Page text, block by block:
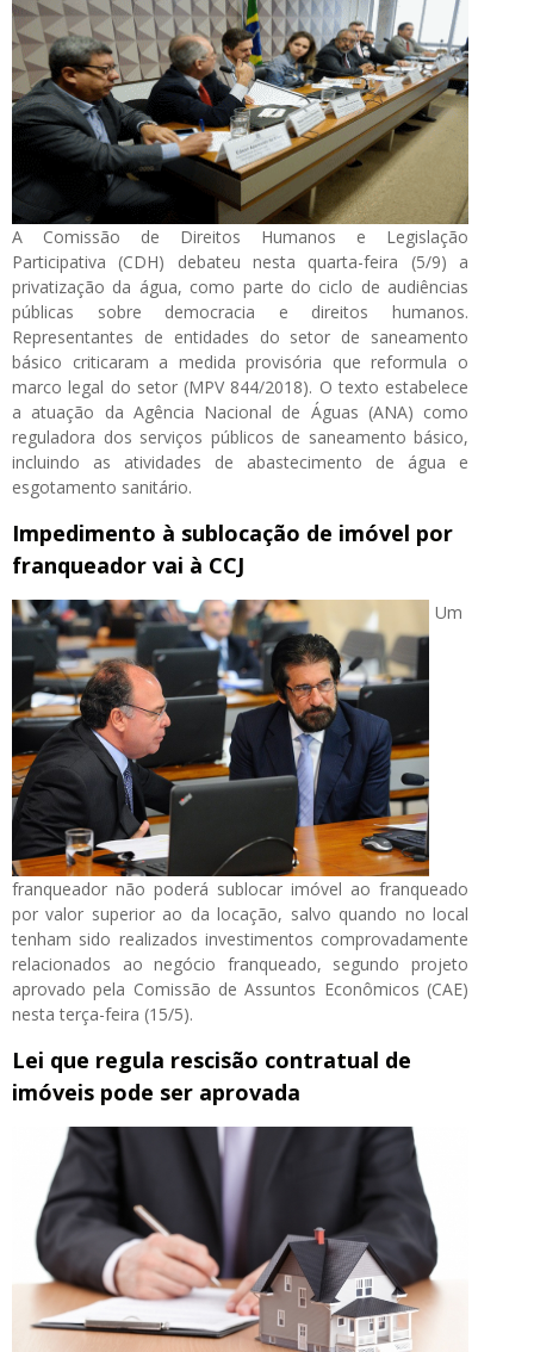
A Comissão de Direitos Humanos e Legislação
Participativa (CDH) debateu nesta quarta-feira (5/9) a
privatização da água, como parte do ciclo de audiências
públicas sobre democracia e direitos humanos.
Representantes de entidades do setor de saneamento
básico criticaram a medida provisória que reformula o
marco legal do setor (MPV 844/2018). O texto estabelece
a atuação da Agência Nacional de Águas (ANA) como
reguladora dos serviços públicos de saneamento básico,
incluindo as atividades de abastecimento de água e
esgotamento sanitário.
Impedimento à sublocação de imóvel por
franqueador vai à CCJ
Um
franqueador não poderá sublocar imóvel ao franqueado
por valor superior ao da locação, salvo quando no local
tenham sido realizados investimentos comprovadamente
relacionados ao negócio franqueado, segundo projeto
aprovado pela Comissão de Assuntos Econômicos (CAE)
nesta terça-feira (15/5).
Lei que regula rescisão contratual de
imóveis pode ser aprovada